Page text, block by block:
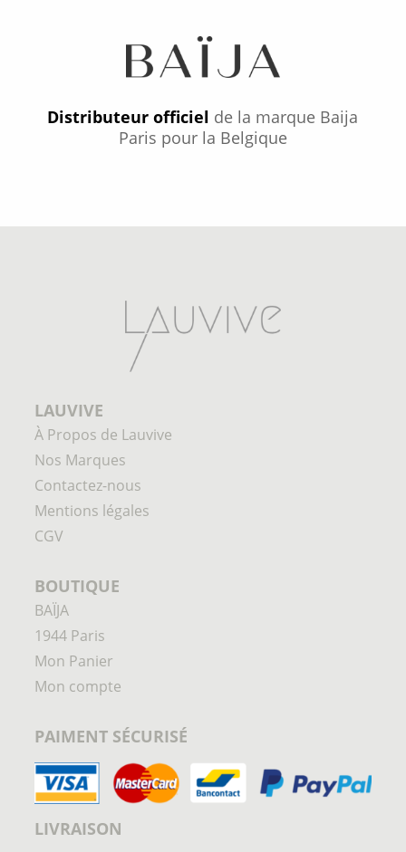
Distributeur officiel de la marque Baija
Paris pour la Belgique
LAUVIVE
À Propos de Lauvive
Nos Marques
Contactez-nous
Mentions légales
CGV
BOUTIQUE
BAÏJA
1944 Paris
Mon Panier
Mon compte
PAIMENT SÉCURISÉ
LIVRAISON